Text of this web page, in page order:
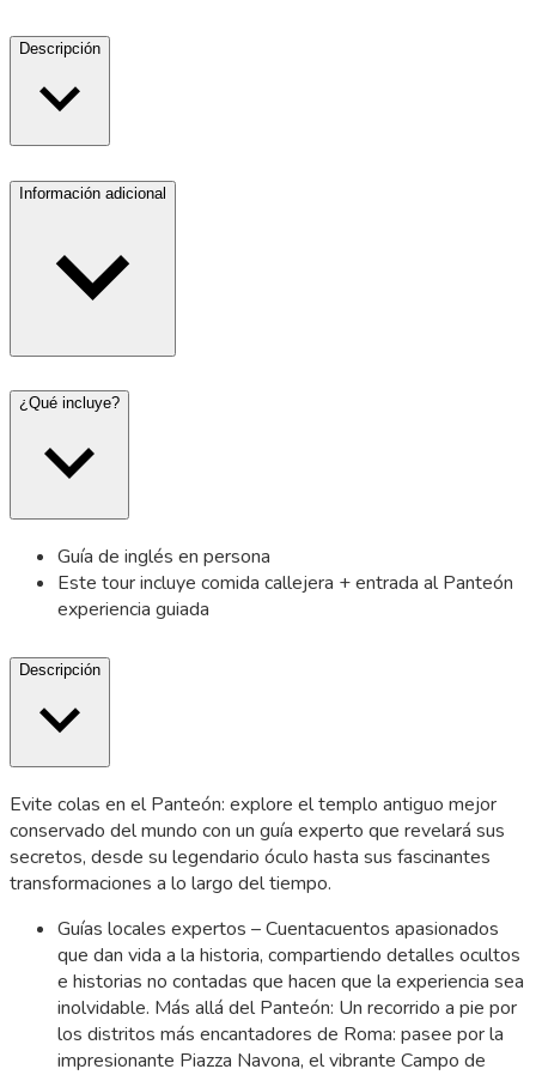
Descripción
Información adicional
¿Qué incluye?
Guía de inglés en persona
Este tour incluye comida callejera + entrada al Panteón
experiencia guiada
Descripción
Evite colas en el Panteón: explore el templo antiguo mejor
conservado del mundo con un guía experto que revelará sus
secretos, desde su legendario óculo hasta sus fascinantes
transformaciones a lo largo del tiempo.
Guías locales expertos – Cuentacuentos apasionados
que dan vida a la historia, compartiendo detalles ocultos
e historias no contadas que hacen que la experiencia sea
inolvidable. Más allá del Panteón: Un recorrido a pie por
los distritos más encantadores de Roma: pasee por la
impresionante Piazza Navona, el vibrante Campo de